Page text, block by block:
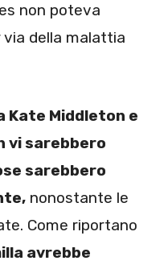
non poteva
via della malattia
Kate Middleton e
vi sarebbero
sarebbero
nonostante le
Come riportano
avrebbe